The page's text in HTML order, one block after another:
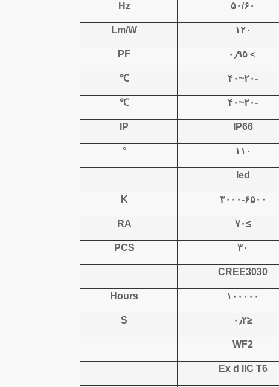
۵۰/۶۰ Hz
۱۲۰ Lm/W
＞ ۰٫۹۵ PF
-۲۰~۴۰ ℃
-۲۰~۴۰ ℃
IP66
IP
۱۱۰ °
led
۳۰۰۰-۶۵۰۰ K
≥۷۰ RA
۳۰ PCS
CREE3030
۱۰۰۰۰۰ Hours
≤۰٫۲ S
WF2
Ex d IIC T6